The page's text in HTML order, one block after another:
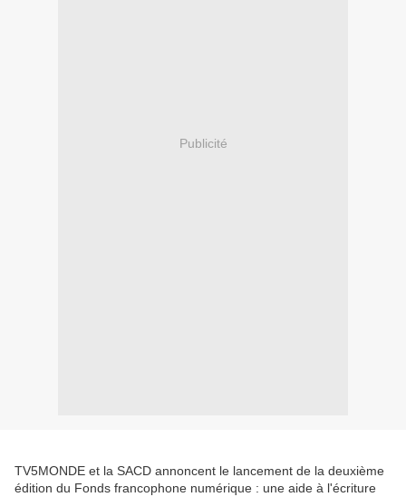
Publicité
TV5MONDE et la SACD annoncent le lancement de la deuxième
édition du Fonds francophone numérique : une aide à l'écriture